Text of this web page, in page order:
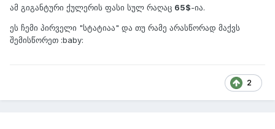
ამ გიგანტური ქულერის ფასი სულ რაღაც 65$-ია.
ეს ჩემი პირველი "სტატიაა" და თუ რამე არასწორად მაქვს
შემისწორეთ :baby:
2